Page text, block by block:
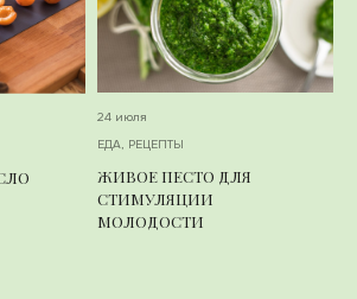
24 июля
ЕДА, РЕЦЕПТЫ
ЖИВОЕ ПЕСТО ДЛЯ
СТИМУЛЯЦИИ
МОЛОДОСТИ